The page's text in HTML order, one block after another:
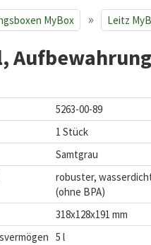
MyBox » Leitz
5263-00-89
1 Stück
Samtgrau
robuster,
(ohne BPA)
318x128x191 mm
5 l